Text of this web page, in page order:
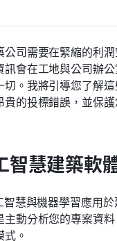
公司需要在緊縮的利
會在工地與公司辦公
。我將引導您了解
的投標錯誤，並保護
智慧建築軟
慧與機器學習應用
動分析您的專案資
。